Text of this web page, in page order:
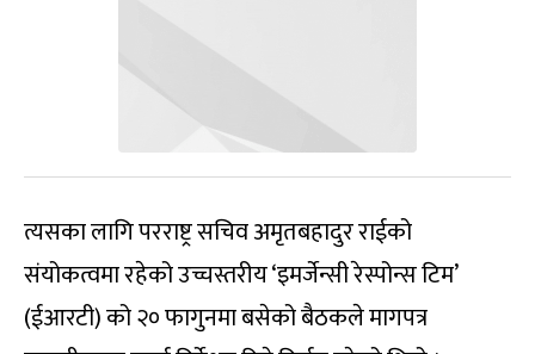
त्यसका लागि परराष्ट्र सचिव अमृतबहादुर राईको
संयोकत्वमा रहेको उच्चस्तरीय ‘इमर्जेन्सी रेस्पोन्स टिम’
(ईआरटी) को २० फागुनमा बसेको बैठकले मागपत्र